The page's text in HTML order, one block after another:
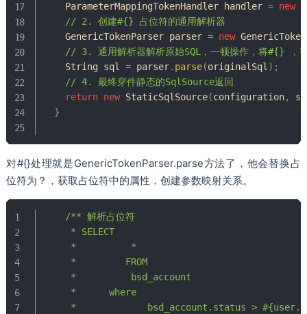
ParameterMappingTokenHandler handler = new
// 2. 创建#{} 占位符的通用解析器
GenericTokenParser parser = new
// 3. 通用解析器解析原始SQL，一顿操作，将#{} ，
String sql = parser. parse(originalSql ) ;
// 4. 最终穿件静态的SqlSource返回
return new StaticSqlSource(configuration,
}
对#{}处理就是GenericTokenParser.parse方法了，他会替换占
位符为？，获取占位符中的属性，创建参数映射关系。
/** 解析占位符
     * SELECT
     * 	        *
     *         FROM
     * 	        bsd_account
     * 	    where
*             bsd_account.status >